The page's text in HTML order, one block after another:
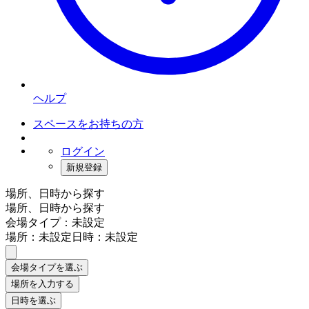
ヘルプ
スペースをお持ちの方
ログイン
新規登録
場所、日時から探す
場所、日時から探す
会場タイプ：未設定
場所：未設定日時：未設定
会場タイプを選ぶ
場所を入力する
日時を選ぶ